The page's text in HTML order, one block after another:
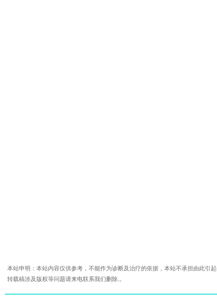
本站申明：本站内容仅供参考，不能作为诊断及治疗的依据，本站不承担由此引
转载稿涉及版权等问题请来电联系我们删除.。